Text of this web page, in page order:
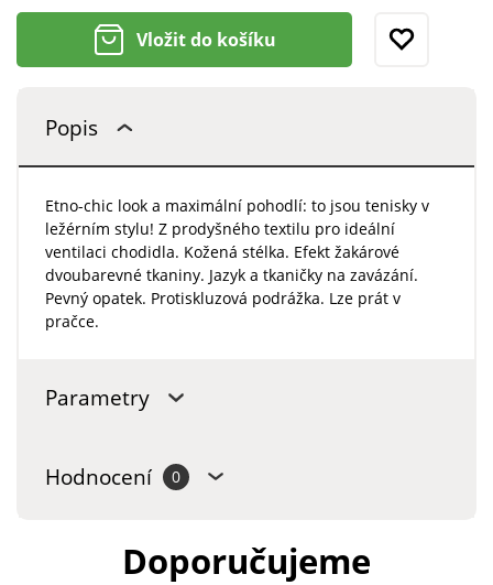
Vložit do košíku
Popis
Etno-chic look a maximální pohodlí: to jsou tenisky v
ležérním stylu! Z prodyšného textilu pro ideální
ventilaci chodidla. Kožená stélka. Efekt žakárové
dvoubarevné tkaniny. Jazyk a tkaničky na zavázání.
Pevný opatek. Protiskluzová podrážka. Lze prát v
pračce.
Parametry
Hodnocení 0
Doporučujeme